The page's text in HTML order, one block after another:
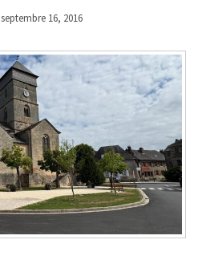
septembre 16, 2016